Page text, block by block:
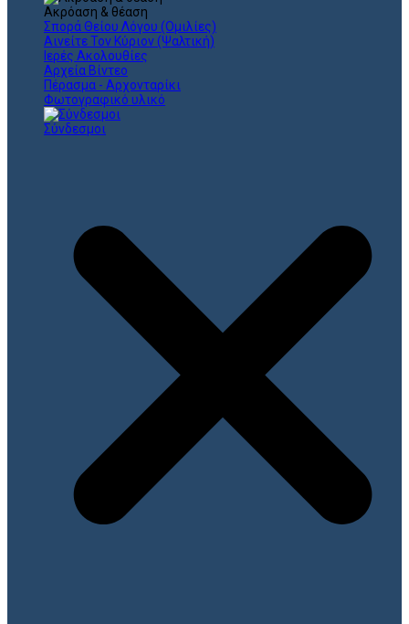
Ακρόαση & θέαση
Σπορά Θείου Λόγου (Ομιλίες)
Αινείτε Τον Κύριον (Ψαλτική)
Ιερές Ακολουθίες
Αρχεία Βίντεο
Πέρασμα - Αρχονταρίκι
Φωτογραφικό υλικό
Σύνδεσμοι